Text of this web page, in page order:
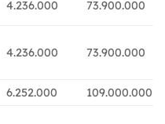
4.236.000 73.900.000
4.236.000 73.900.000
6.252.000 109.000.000